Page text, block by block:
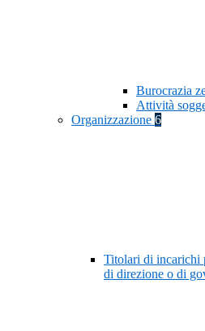
Burocrazia
Attività
Organizzazione 6
Titolari di incarichi
di direzione o di